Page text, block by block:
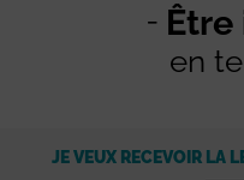
en
JE VEUX RECEVOIR LA